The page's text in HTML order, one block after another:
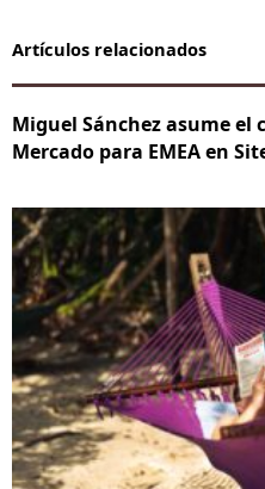
Artículos relacionados
Miguel Sánchez asume el
Mercado para EMEA en